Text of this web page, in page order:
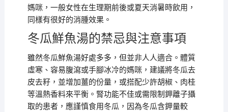
媽咪，一般女性在生理期前後或夏天消暑時飲用，
同樣有很好的消腫效果。
冬瓜鮮魚湯的禁忌與注意事項
雖然冬瓜鮮魚湯好處多多，但並非人人適合。體質
虛寒、容易腹瀉或手腳冰冷的媽咪，建議將冬瓜去
皮去籽，並增加薑的份量，或搭配少許胡椒、肉桂
等溫熱香料來平衡。腎功能不佳或需限制鉀離子攝
取的患者，應謹慎食用冬瓜，因為冬瓜含鉀量較